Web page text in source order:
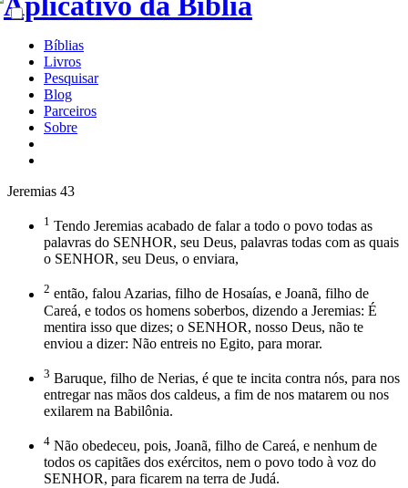
Bíblias
Livros
Pesquisar
Blog
Parceiros
Sobre
Jeremias 43
1 Tendo Jeremias acabado de falar a todo o povo todas as
palavras do SENHOR, seu Deus, palavras todas com as quais
o SENHOR, seu Deus, o enviara,
2 então, falou Azarias, filho de Hosaías, e Joanã, filho de
Careá, e todos os homens soberbos, dizendo a Jeremias: É
mentira isso que dizes; o SENHOR, nosso Deus, não te
enviou a dizer: Não entreis no Egito, para morar.
3 Baruque, filho de Nerias, é que te incita contra nós, para nos
entregar nas mãos dos caldeus, a fim de nos matarem ou nos
exilarem na Babilônia.
4 Não obedeceu, pois, Joanã, filho de Careá, e nenhum de
todos os capitães dos exércitos, nem o povo todo à voz do
SENHOR, para ficarem na terra de Judá.